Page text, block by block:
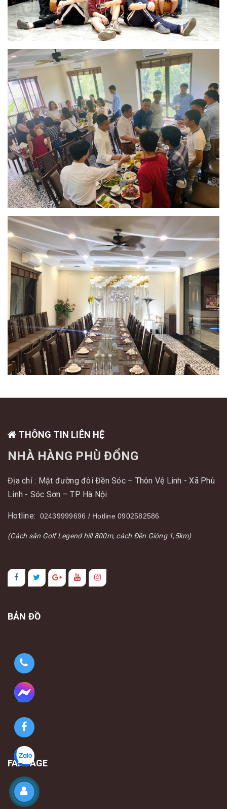
THÔNG TIN LIÊN HỆ
NHÀ HÀNG PHÙ ĐỔNG
Địa chỉ : Mặt đường đôi Đền Sóc – Thôn Vệ Linh - Xã Phù
Linh - Sóc Sơn – TP Hà Nội
Hotline: 02439999696 / Hotline 0902582586
(Cách sân Golf Legend hill 800m, cách Đền Gióng 1,5km)
BẢN ĐỒ
FANPAGE